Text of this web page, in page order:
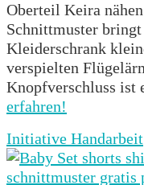
Oberteil Keira
Schnittmuster
Kleiderschrank
verspielten
Knopfverschluss ist
erfahren!
Initiative Handarbeit